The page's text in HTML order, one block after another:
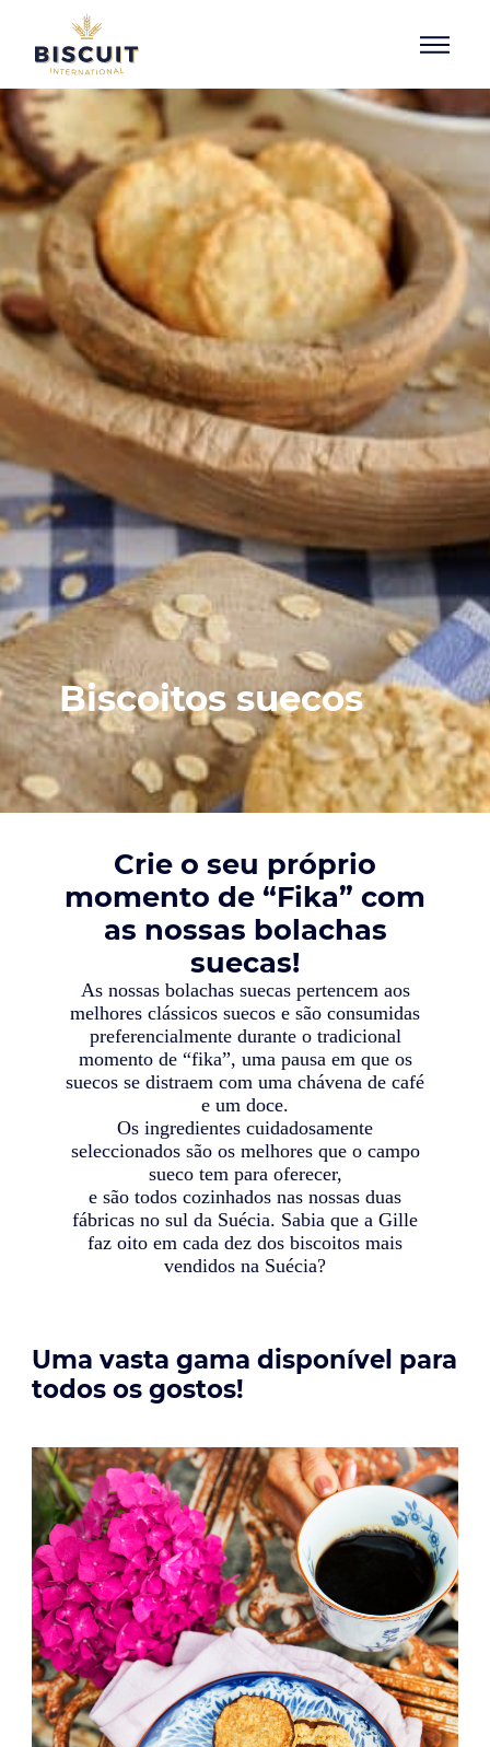
Aller au contenu
Biscoitos suecos
Crie o seu próprio
momento de “Fika” com
as nossas bolachas
suecas!
As nossas bolachas suecas pertencem aos
melhores clássicos suecos e são consumidas
preferencialmente durante o tradicional
momento de “fika”, uma pausa em que os
suecos se distraem com uma chávena de café
e um doce.
Os ingredientes cuidadosamente
seleccionados são os melhores que o campo
sueco tem para oferecer,
e são todos cozinhados nas nossas duas
fábricas no sul da Suécia. Sabia que a Gille
faz oito em cada dez dos biscoitos mais
vendidos na Suécia?
Uma vasta gama disponível para
todos os gostos!